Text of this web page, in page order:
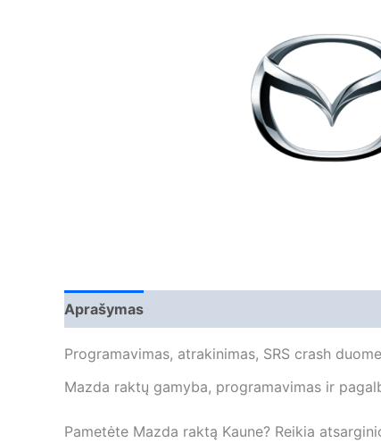
Aprašymas
Programavimas, atrakinimas, SRS crash
Mazda raktų gamyba, programavimas ir
Pametėte Mazda raktą Kaune? Reikia